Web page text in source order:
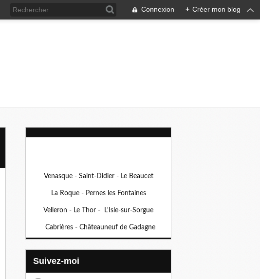
Connexion + Créer mon blog
Venasque - Saint-Didier - Le Beaucet
La Roque - Pernes les Fontaines
Velleron - Le Thor - L'Isle-sur-Sorgue
Cabrières - Châteauneuf de Gadagne
Suivez-moi